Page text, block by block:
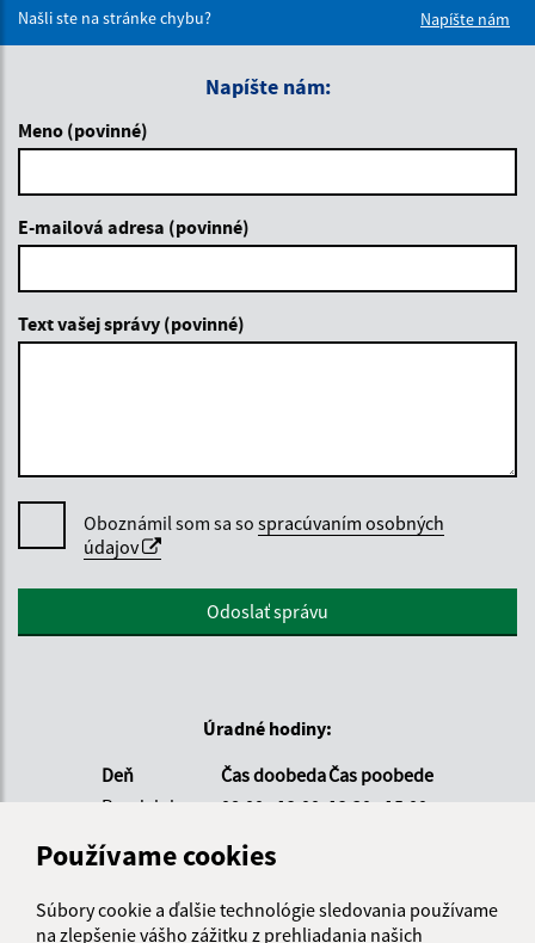
Používame cookies
Súbory cookie a ďalšie technológie sledovania používame
na zlepšenie vášho zážitku z prehliadania našich
Našli ste na stránke chybu?
Napíšte nám
Napíšte nám:
Meno (povinné)
E-mailová adresa (povinné)
Text vašej správy (povinné)
Oboznámil som sa so spracúvaním osobných
údajov
Google reCaptcha ResponseOdoslať správu
Úradné hodiny:
Deň
Čas doobedaČas poobede
Pondelok:
08:00 - 12:00 12:30 - 15:00
Streda:
08:00 - 12:00
Štvrtok:
nestránkový deň
Piatok:
08:00 - 12:00